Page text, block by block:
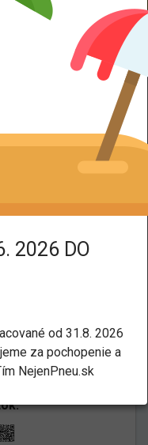
Platcom
DPH.
XL TL
2026 DO
od 31.8. 2026
za pochopenie a
NejenPneu.sk